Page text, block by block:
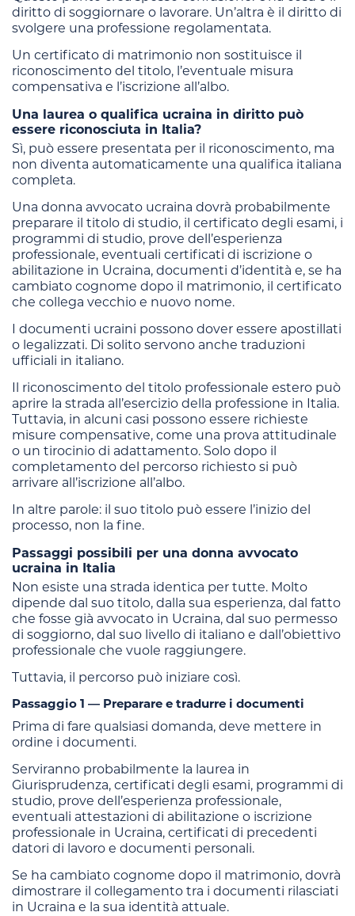
diritto di soggiornare o lavorare. Un’altra è il diritto di
svolgere una professione regolamentata.
Un certificato di matrimonio non sostituisce il
riconoscimento del titolo, l’eventuale misura
compensativa e l’iscrizione all’albo.
Una laurea o qualifica ucraina in diritto può
essere riconosciuta in Italia?
Sì, può essere presentata per il riconoscimento, ma
non diventa automaticamente una qualifica italiana
completa.
Una donna avvocato ucraina dovrà probabilmente
preparare il titolo di studio, il certificato degli esami, i
programmi di studio, prove dell’esperienza
professionale, eventuali certificati di iscrizione o
abilitazione in Ucraina, documenti d’identità e, se ha
cambiato cognome dopo il matrimonio, il certificato
che collega vecchio e nuovo nome.
I documenti ucraini possono dover essere apostillati
o legalizzati. Di solito servono anche traduzioni
ufficiali in italiano.
Il riconoscimento del titolo professionale estero può
aprire la strada all’esercizio della professione in Italia.
Tuttavia, in alcuni casi possono essere richieste
misure compensative, come una prova attitudinale
o un tirocinio di adattamento. Solo dopo il
completamento del percorso richiesto si può
arrivare all’iscrizione all’albo.
In altre parole: il suo titolo può essere l’inizio del
processo, non la fine.
Passaggi possibili per una donna avvocato
ucraina in Italia
Non esiste una strada identica per tutte. Molto
dipende dal suo titolo, dalla sua esperienza, dal fatto
che fosse già avvocato in Ucraina, dal suo permesso
di soggiorno, dal suo livello di italiano e dall’obiettivo
professionale che vuole raggiungere.
Tuttavia, il percorso può iniziare così.
Passaggio 1 — Preparare e tradurre i documenti
Prima di fare qualsiasi domanda, deve mettere in
ordine i documenti.
Serviranno probabilmente la laurea in
Giurisprudenza, certificati degli esami, programmi di
studio, prove dell’esperienza professionale,
eventuali attestazioni di abilitazione o iscrizione
professionale in Ucraina, certificati di precedenti
datori di lavoro e documenti personali.
Se ha cambiato cognome dopo il matrimonio, dovrà
dimostrare il collegamento tra i documenti rilasciati
in Ucraina e la sua identità attuale.